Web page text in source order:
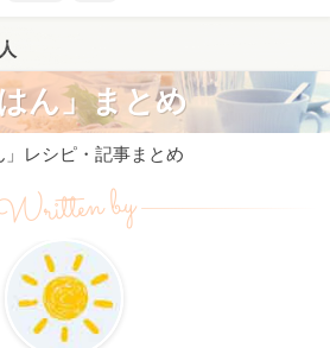
ん」まとめ
レシピ・記事まとめ
by